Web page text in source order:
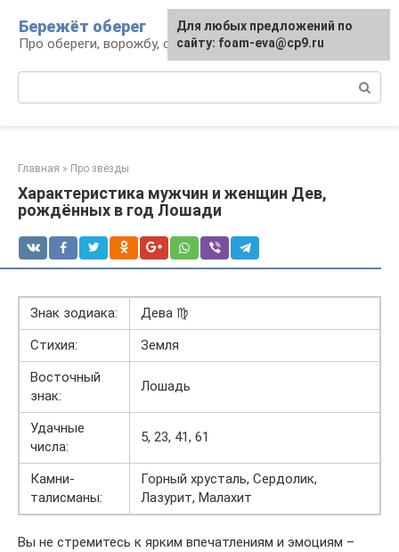
контенту
Бережёт оберег
Про обереги, ворожбу, сны и гадания
Главная » Про звёзды
Характеристика мужчин и женщин Дев,
рождённых в год Лошади
Знак зодиака:
Дева ♍
Стихия:
Земля
Восточный
знак:
Лошадь
Удачные
числа:
5, 23, 41, 61
Камни-
талисманы:
Горный хрусталь, Сердолик,
Лазурит, Малахит
Вы не стремитесь к ярким впечатлениям и эмоциям –
Для любых предложений по
сайту: foam-eva@cp9.ru